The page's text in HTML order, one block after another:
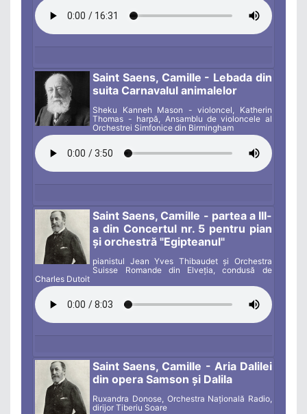
Saint Saens, Camille - Lebada din
suita Carnavalul animalelor
Sheku Kanneh Mason - violoncel, Katherin
Thomas - harpă, Ansamblu de violoncele al
Orchestrei Simfonice din Birmingham
Saint Saens, Camille - partea a III-
a din Concertul nr. 5 pentru pian
și orchestră "Egipteanul"
pianistul Jean Yves Thibaudet și Orchestra
Suisse Romande din Elveția, condusă de
Charles Dutoit
Saint Saens, Camille - Aria Dalilei
din opera Samson și Dalila
Ruxandra Donose, Orchestra Națională Radio,
dirijor Tiberiu Soare